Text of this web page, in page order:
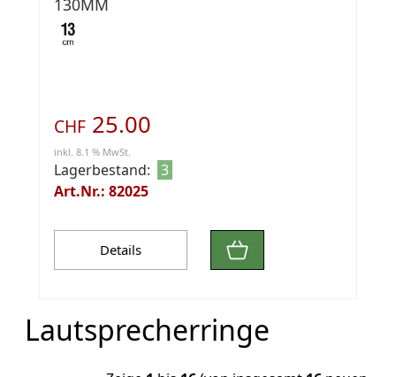
130MM
CHF 25.00
inkl. 8.1 % MwSt.
Lagerbestand: 3
Art.Nr.: 82025
Details
Lautsprecherringe